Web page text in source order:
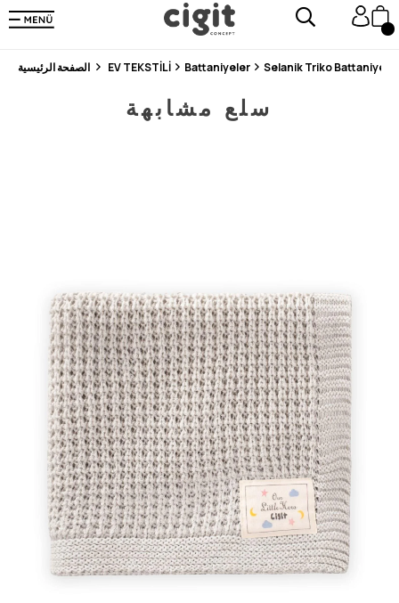
En Uygun Fiyat Garantisi !
300₺ ve Üzeri Alışverişlerde Kargo Ücretsiz !
Koşulsuz Şartsız İade İmkanı
EV TEKSTİLİ Battaniyeler Selanik Triko Battaniye
سلع مشابهة